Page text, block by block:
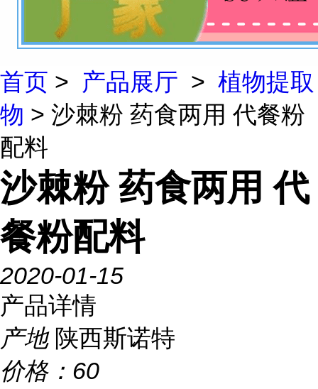
首页 > 产品展厅 > 植物提取
物 > 沙棘粉 药食两用 代餐粉
配料
沙棘粉 药食两用 代
餐粉配料
2020-01-15
产品详情
产地 陕西斯诺特
价格： 60